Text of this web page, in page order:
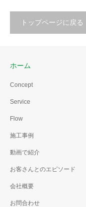
トップページに戻る
ホーム
Concept
Service
Flow
施工事例
動画で紹介
お客さんとのエピソード
会社概要
お問合わせ